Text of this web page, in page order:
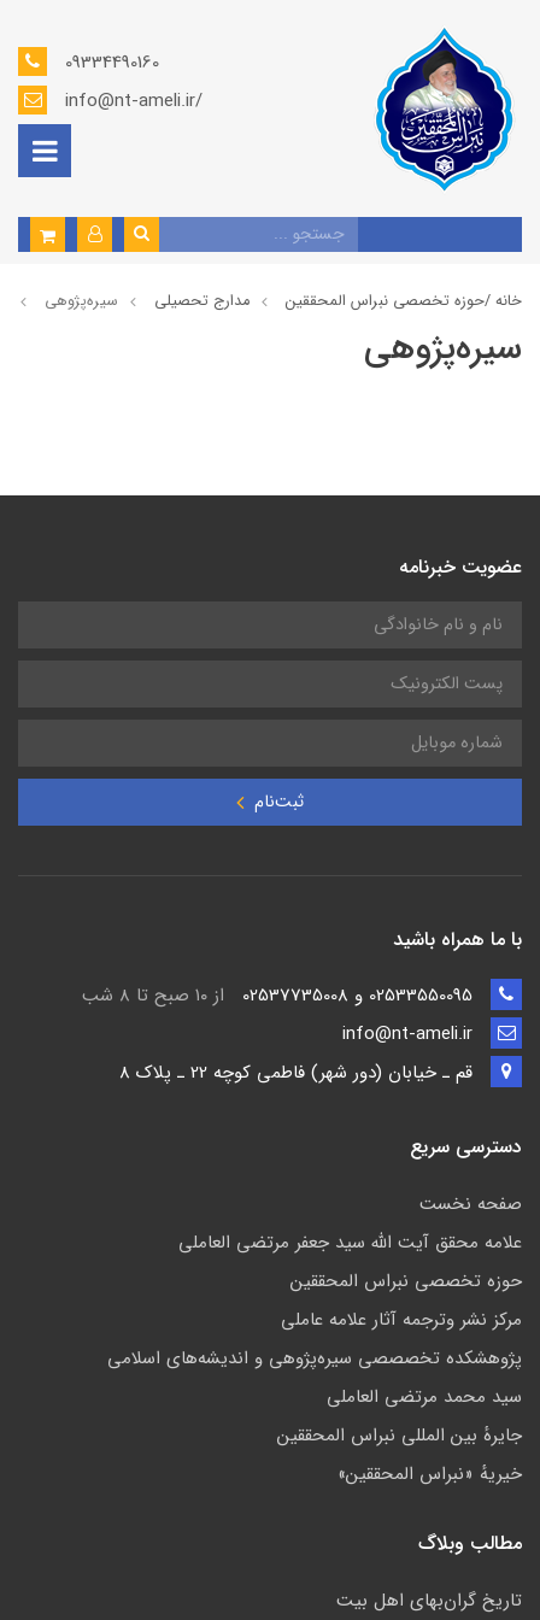
09334490160
info@nt-ameli.ir/
خانه /حوزه تخصصی نبراس المحققین مدارج تحصیلی سیره‌پژوهی
سیره‌پژوهی
عضویت خبرنامه
ثبت‌نام
با ما همراه باشید
از ۱۰ صبح تا ۸ شب
قم ـ خيابان (دور شهر) فاطمي كوچه 22 ـ پلاک 8
دسترسی سریع
صفحه نخست
علامه محقق آیت الله سید جعفر مرتضی العاملی
حوزه تخصصی نبراس المحققین
مركز نشر وترجمه آثار علامه عاملی
پژوهشكده تخصصصى سیره‌پژوهی و اندیشه‌های اسلامی
سید محمد مرتضی العاملی
جايرهٔ بین المللی نبراس المحققین
خيريهٔ «نبراس المحققين»
مطالب وبلاگ
تاريخ گران‌بهاي اهل بيت